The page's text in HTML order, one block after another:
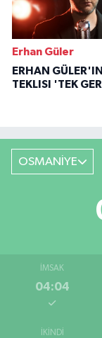
Erhan Güler
ERHAN GÜLER'IN
TEKLISI 'TEK
OSMANİYE
İMSAK
04:04
İKINDI